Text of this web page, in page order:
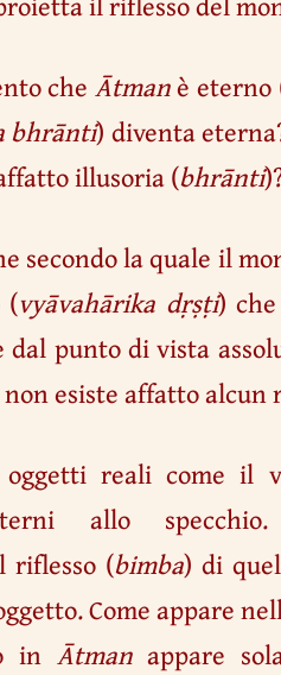
che Ātmanè eterno
bhrānti) diventa
illusoria (bhrānti
secondo la quale il
(vyāvahārika dṛṣṭi)
punto di vista
esiste affatto alcun
oggetti reali come
allo
riflesso (bimba) di
Come appare
in Ātmanappare